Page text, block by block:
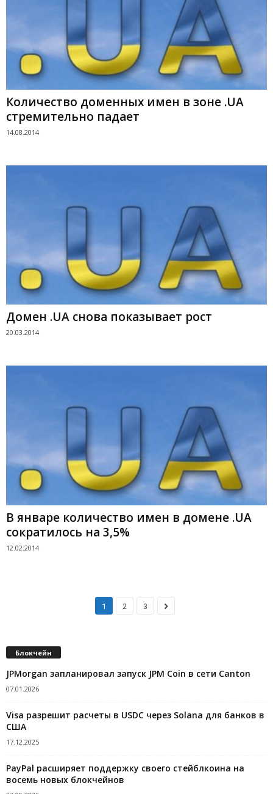
Количество доменных имен в зоне .UA
стремительно падает
14.08.2014
Домен .UA снова показывает рост
20.03.2014
В январе количество имен в домене .UA
сократилось на 3,5%
12.02.2014
1 2 3
Блокчейн
JPMorgan запланировал запуск JPM Coin в сети Canton
07.01.2026
Visa разрешит расчеты в USDC через Solana для банков в
США
17.12.2025
PayPal расширяет поддержку своего стейблкоина на
восемь новых блокчейнов